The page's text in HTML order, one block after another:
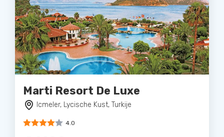
Marti Resort De Luxe
Icmeler, Lycische Kust, Turkije
4.0